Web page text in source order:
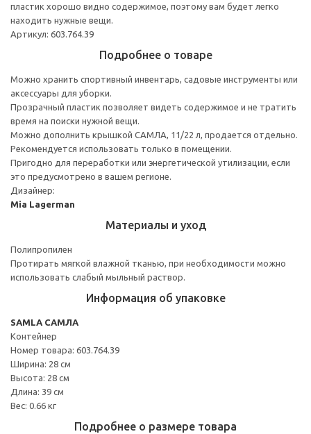
пластик хорошо видно содержимое, поэтому вам будет легко
находить нужные вещи.
Артикул: 603.764.39
Подробнее о товаре
Можно хранить спортивный инвентарь, садовые инструменты или
аксессуары для уборки.
Прозрачный пластик позволяет видеть содержимое и не тратить
время на поиски нужной вещи.
Можно дополнить крышкой САМЛА, 11/22 л, продается отдельно.
Рекомендуется использовать только в помещении.
Пригодно для переработки или энергетической утилизации, если
это предусмотрено в вашем регионе.
Дизайнер:
Mia Lagerman
Материалы и уход
Полипропилен
Протирать мягкой влажной тканью, при необходимости можно
использовать слабый мыльный раствор.
Информация об упаковке
SAMLA САМЛА
Контейнер
Номер товара: 603.764.39
Ширина: 28 см
Высота: 28 см
Длина: 39 см
Вес: 0.66 кг
Подробнее о размере товара